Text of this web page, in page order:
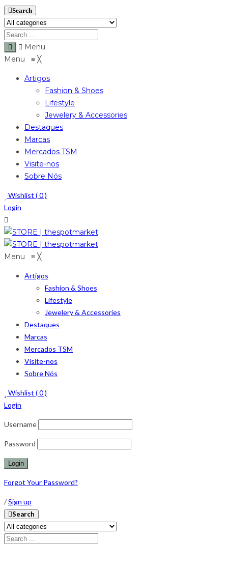
Search
Menu
Menu ≡ ╳
Artigos
Fashion & Shoes
Lifestyle
Jewelery & Accessories
Destaques
Marcas
Mercados TSM
Visite-nos
Sobre Nós
Wishlist (0)
Login
Menu ≡ ╳
Artigos
Fashion & Shoes
Lifestyle
Jewelery & Accessories
Destaques
Marcas
Mercados TSM
Visite-nos
Sobre Nós
Wishlist (0)
Login
Username
Password
Forgot Your Password?
/Sign up
Search